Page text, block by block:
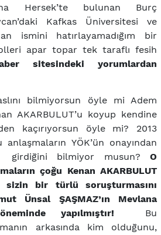
Hersek’te bulunan Burç
Kafkas Üniversitesi ve
ismini hatırlayamadığım bir
apar topar tek taraflı fesih
sitesindeki yorumlardan
bilmiyorsun öyle mi Adem
AKARBULUT’u koyup kendine
kaçırıyorsun öyle mi? 2013
YÖK’ün onayından
girdiğini bilmiyor musun? O
çoğu Kenan AKARBULUT
sizin bir türlü soruşturmasını
Ünsal ŞAŞMAZ’ın Mevlana
yapılmıştır! Bu
arkasında kim olduğunu,